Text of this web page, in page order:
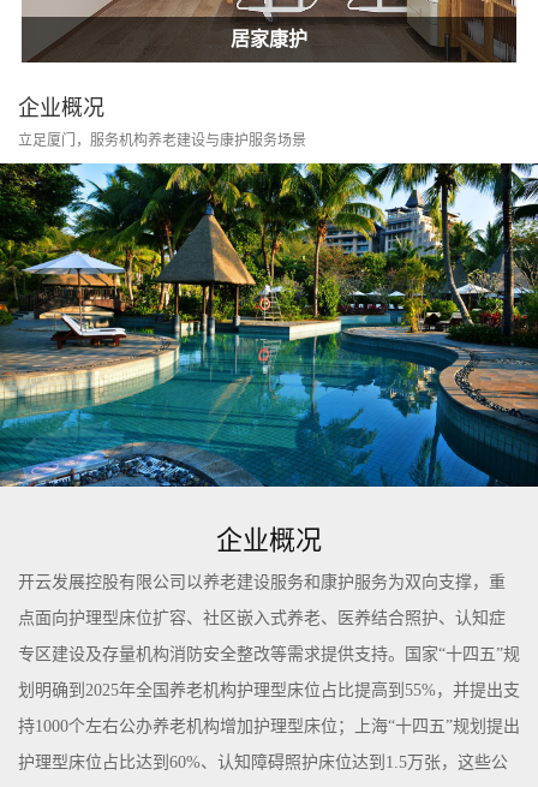
居家康护
家庭护士
居家康护
企业概况
立足厦门，服务机构养老建设与康护服务场景
企业概况
开云发展控股有限公司以养老建设服务和康护服务为双向支撑，重
点面向护理型床位扩容、社区嵌入式养老、医养结合照护、认知症
专区建设及存量机构消防安全整改等需求提供支持。国家“十四五”规
划明确到2025年全国养老机构护理型床位占比提高到55%，并提出支
持1000个左右公办养老机构增加护理型床位；上海“十四五”规划提出
护理型床位占比达到60%、认知障碍照护床位达到1.5万张，这些公